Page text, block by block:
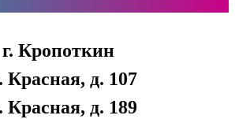
г. Кропоткин
Красная, д. 107
Красная, д. 189